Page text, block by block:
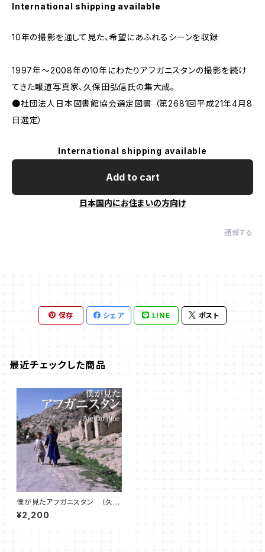
International shipping available
10年の撮影を通して見た、希望にあふれるシーンを収録
1997年〜2008年の10年にわたりアフガニスタンの撮影を続け
てきた報道写真家、久保田弘信氏の集大成。
●社団法人日本図書館協会選定図書 （第2681回平成21年4月8
日選定）
International shipping available
Add to cart
日本国内にお住まいの方向け
通報する
保存 シェア LINE ポスト
最近チェックした商品
僕が見たアフガニスタン （久保
田 弘信 著）
¥2,200